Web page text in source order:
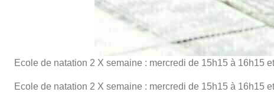
Ecole de natation 2 X semaine : mercredi de 15h15 à 16h15
Ecole de natation 2 X semaine : mercredi de 15h15 à 16h15